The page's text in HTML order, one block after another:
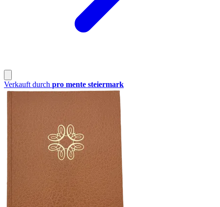
Verkauft durch pro mente steiermark